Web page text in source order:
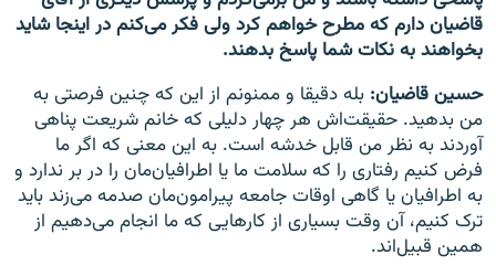
قاضیان دارم که مطرح خواهم کرد ولی فکر می‌کنم در اینجا شاید
بخواهند به نکات شما پاسخ بدهند.
حسین قاضیان: بله دقیقا و ممنونم از این که چنین فرصتی به
من بدهید. حقیقت‌اش هر چهار دلیلی که خانم شریعت پناهی
آوردند به نظر من قابل خدشه است. به این معنی که اگر ما
فرض کنیم رفتاری را که سلامت ما یا اطرافیان‌مان را در بر ندارد و
به اطرافیان یا گاهی اوقات جامعه پیرامون‌مان صدمه می‌زند باید
ترک کنیم، آن وقت بسیاری از کارهایی که ما انجام می‌دهیم از
همین قبیل‌اند.